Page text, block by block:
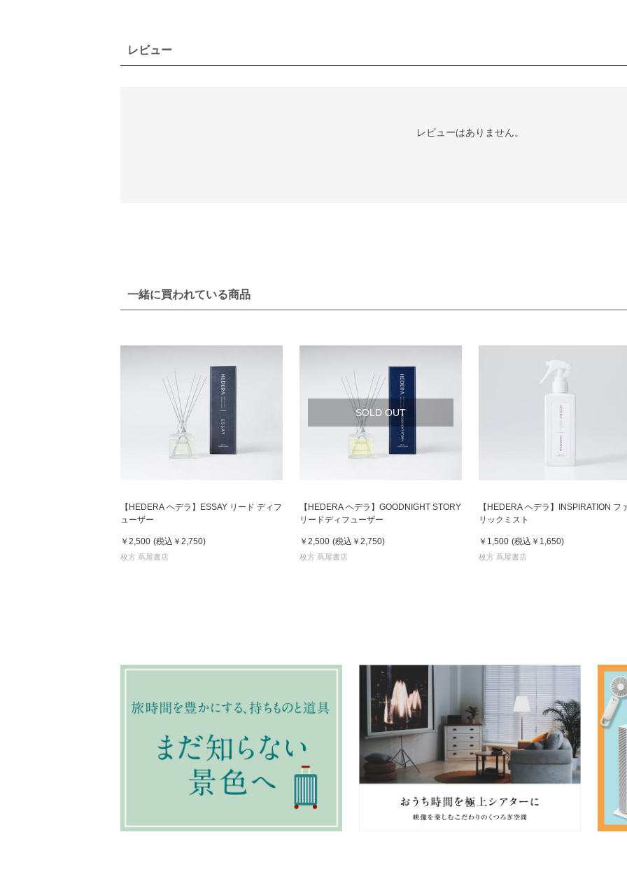
レビュー
レビューはありません。
一緒に買われている商品
【HEDERA ヘデラ】ESSAY リード ディフ
ューザー
￥2,500 (税込 ￥2,750)
枚方 蔦屋書店
SOLD OUT
【HEDERA ヘデラ】GOODNIGHT STORY
リードディフューザー
￥2,500 (税込 ￥2,750)
枚方 蔦屋書店
【HEDERA ヘデラ】INSPIRATION フ
リックミスト
￥1,500 (税込 ￥1,650)
枚方 蔦屋書店